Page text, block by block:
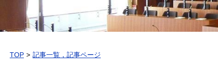
TOP 記事一覧，記事ページ